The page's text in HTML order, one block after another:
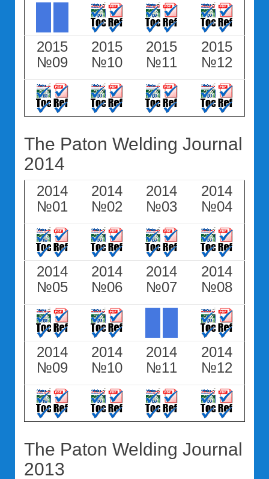
2015
№09
2015
№10
2015
№11
2015
№12
The Paton Welding Journal
2014
2014
№01
2014
№02
2014
№03
2014
№04
2014
№05
2014
№06
2014
№07
2014
№08
2014
№09
2014
№10
2014
№11
2014
№12
The Paton Welding Journal
2013